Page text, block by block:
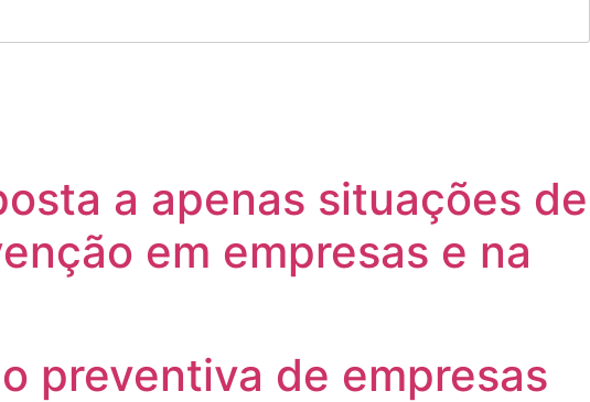
a apenas situações de
em empresas e na
preventiva de empresas